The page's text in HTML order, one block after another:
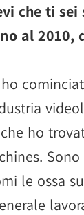
che ti sei
al 2010,
ho
le ossa